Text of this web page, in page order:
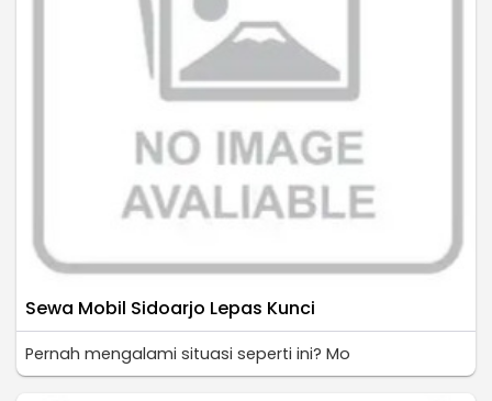
Sewa Mobil Sidoarjo Lepas Kunci
Pernah mengalami situasi seperti ini? Mo